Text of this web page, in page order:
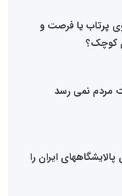
پرتاب یا فرصت و
کوچک؟
مردم نمی رسد
ایران را